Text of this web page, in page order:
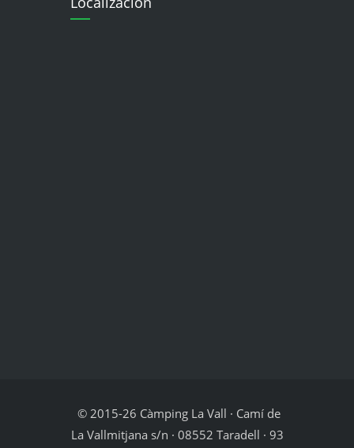
© 2015-26 Càmping La Vall · Camí de
La Vallmitjana s/n · 08552 Taradell · 93